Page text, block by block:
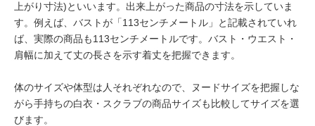
上がり寸法)といいます。出来上がった商品の寸法を示していま
す。例えば、バストが「113センチメートル」と記載されていれ
ば、実際の商品も113センチメートルです。バスト・ウエスト・
肩幅に加えて丈の長さを示す着丈を把握できます。
体のサイズや体型は人それぞれなので、ヌードサイズを把握しな
がら手持ちの白衣・スクラブの商品サイズも比較してサイズを選
びます。